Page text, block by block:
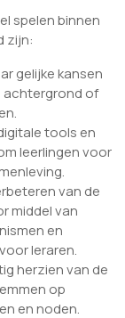
spelen binnen
zijn:
gelijke kansen
achtergrond of
tools en
leerlingen voor
van de
middel van
en
leraren.
herzien van de
op
en noden.